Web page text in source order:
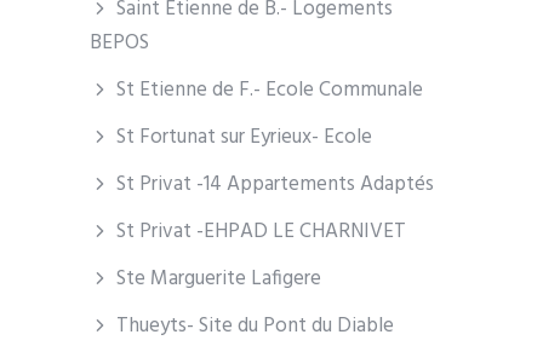
Saint Etienne de B.- Logements
BEPOS
St Etienne de F.- Ecole Communale
St Fortunat sur Eyrieux- Ecole
St Privat -14 Appartements Adaptés
St Privat -EHPAD LE CHARNIVET
Ste Marguerite Lafigere
Thueyts- Site du Pont du Diable